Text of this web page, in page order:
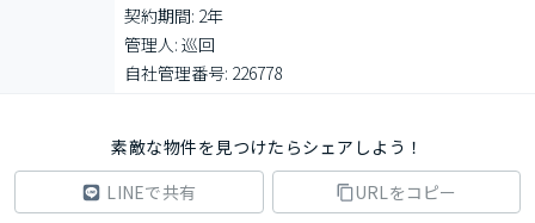
契約期間: 2年
管理人: 巡回
自社管理番号: 226778
素敵な物件を見つけたらシェアしよう！
LINEで共有
URLをコピー